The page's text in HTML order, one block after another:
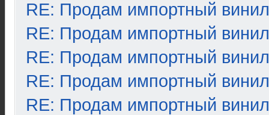
RE: Продам импортный винил
RE: Продам импортный винил
RE: Продам импортный винил
RE: Продам импортный винил
RE: Продам импортный винил